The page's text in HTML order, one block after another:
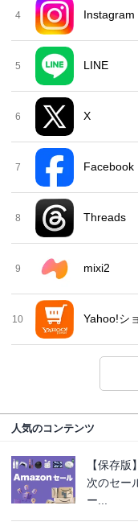
4 Instagram
5 LINE
6 X
7 Facebook
8 Threads
9 mixi2
10 Yahoo!シ
人気のコンテンツ
【保存
次のセー
ー...